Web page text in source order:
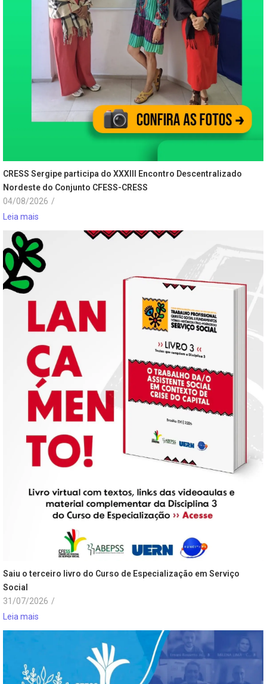
CRESS Sergipe participa do XXXIII Encontro Descentralizado
Nordeste do Conjunto CFESS-CRESS
04/08/2026 /
Leia mais
Saiu o terceiro livro do Curso de Especialização em Serviço
Social
31/07/2026 /
Leia mais